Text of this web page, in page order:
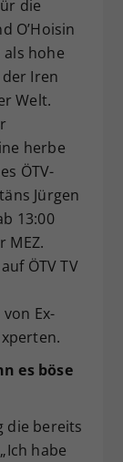
die
O’Hoisin
als hohe
Iren
Welt.
herbe
ÖTV-
Jürgen
13:00
MEZ.
ÖTV TV
Ex-
es böse
die bereits
habe